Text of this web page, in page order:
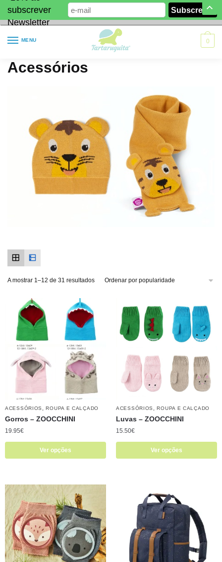
subscrever
Newsletter
MENU 0
Acessórios
A mostrar 1–12 de 31 resultados
ACESSÓRIOS ,ROUPA E CALÇADO
Gorros – ZOOCCHINI
19.95€
Ver opções
ACESSÓRIOS ,ROUPA E CALÇADO
Luvas – ZOOCCHINI
15.50€
Ver opções